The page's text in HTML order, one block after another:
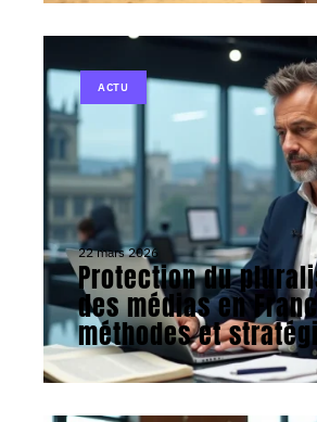
ACTU
22 mars 2026
Protection du
des médias en
méthodes et